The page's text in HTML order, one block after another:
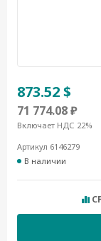
873.52 $
71 774.08 ₽
Включает НДС 22%
Артикул 6146279
В наличии